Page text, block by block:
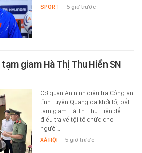
SPORT - 5 giờ trước
giam Hà Thị Thu Hiền SN
Cơ quan An ninh điều tra Công an
tỉnh Tuyên Quang đã khởi tố, bắt
tạm giam Hà Thị Thu Hiền để
điều tra về tội tổ chức cho
người…
XÃ HỘI - 5 giờ trước